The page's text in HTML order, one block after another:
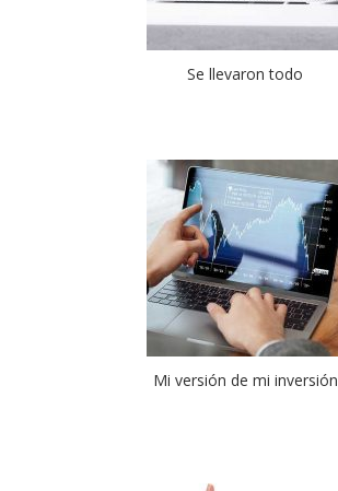
Se llevaron todo
Mi versión de mi inversión